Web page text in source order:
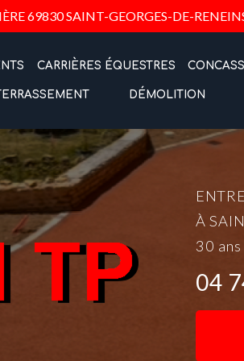
69830 SAINT-GEORGES-DE-
CARRIÈRES ÉQUESTRES
DÉMOLITION
À
30
04